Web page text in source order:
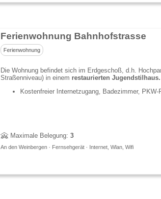
Ferienwohnung Bahnhofstrasse
Ferienwohnung
Die Wohnung befindet sich im Erdgeschoß, d.h.
Straßenniveau) in einem restaurierten Jugendstilhaus.
Kostenfreier Internetzugang, Badezimmer, PKW-
Maximale Belegung: 3
An den Weinbergen · Fernsehgerät · Internet, Wlan, Wifi